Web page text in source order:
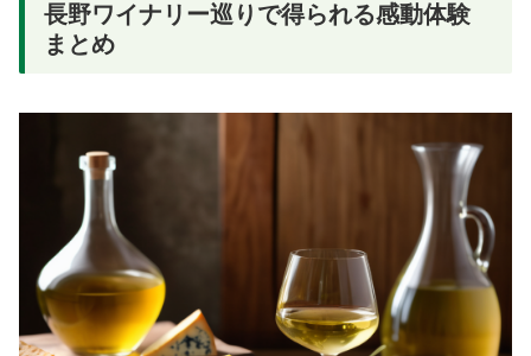
長野ワイナリー巡りで得られる感動体験
まとめ